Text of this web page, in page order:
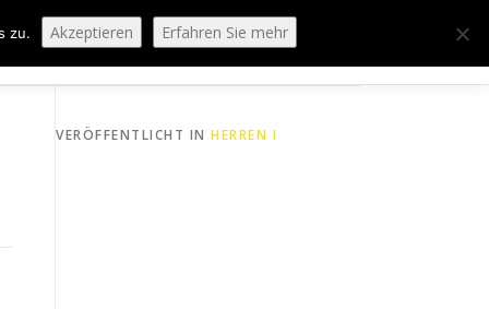
SPORTHEIM „LA CASA“
VERÖFFENTLICHT IN HERREN I
zu. Akzeptieren Erfahren Sie mehr